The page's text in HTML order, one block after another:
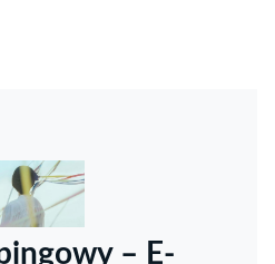
– E-